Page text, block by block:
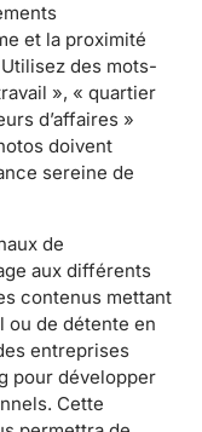
et la proximité
des mots-
», « quartier
d’affaires »
doivent
sereine de
de
aux différents
contenus mettant
ou de détente en
entreprises
pour développer
Cette